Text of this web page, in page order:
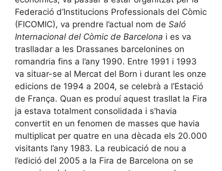
Federació d’Institucions Professionals del Còmic
(FICOMIC), va prendre l’actual nom de Saló
Internacional del Còmic de Barcelona i es va
traslladar a les Drassanes barcelonines on
romandria fins a l’any 1990. Entre 1991 i 1993
va situar-se al Mercat del Born i durant les onze
edicions de 1994 a 2004, se celebrà a l’Estació
de França. Quan es produí aquest trasllat la Fira
ja estava totalment consolidada i s’havia
convertit en un fenomen de masses que havia
multiplicat per quatre en una dècada els 20.000
visitants l’any 1983. La reubicació de nou a
l’edició del 2005 a la Fira de Barcelona on se